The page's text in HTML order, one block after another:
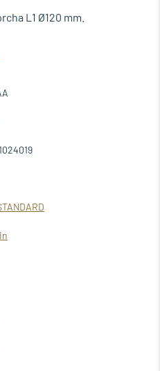
L1 Ø120 mm.